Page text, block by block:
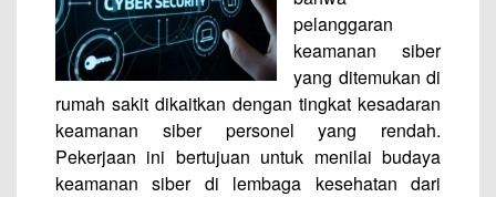
pelanggaran
keamanan siber
yang ditemukan di
rumah sakit dikaitkan dengan tingkat kesadaran
keamanan siber personel yang rendah.
Pekerjaan ini bertujuan untuk menilai budaya
keamanan siber di lembaga kesehatan dari